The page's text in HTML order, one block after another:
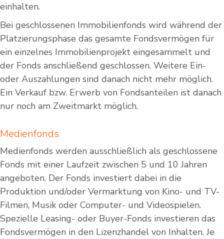
einhalten.
Bei geschlossenen Immobilienfonds wird während der
Platzierungsphase das gesamte Fondsvermögen für
ein einzelnes Immobilienprojekt eingesammelt und
der Fonds anschließend geschlossen. Weitere Ein-
oder Auszahlungen sind danach nicht mehr möglich.
Ein Verkauf bzw. Erwerb von Fondsanteilen ist danach
nur noch am Zweitmarkt möglich.
Medienfonds
Medienfonds werden ausschließlich als geschlossene
Fonds mit einer Laufzeit zwischen 5 und 10 Jahren
angeboten. Der Fonds investiert dabei in die
Produktion und/oder Vermarktung von Kino- und TV-
Filmen, Musik oder Computer- und Videospielen.
Spezielle Leasing- oder Buyer-Fonds investieren das
Fondsvermögen in den Lizenzhandel von Inhalten. Je